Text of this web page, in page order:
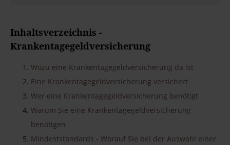
Inhaltsverzeichnis -
Krankentagegeldversicherung
Wozu eine Krankentagegeldversicherung da ist
Eine Krankentagegeldversicherung versichert
Wer eine Krankentagegeldversicherung benötigt
Warum Sie eine Krankentagegeldversicherung
benötigen
Mindeststandards - Worauf Sie bei der Auswahl einer